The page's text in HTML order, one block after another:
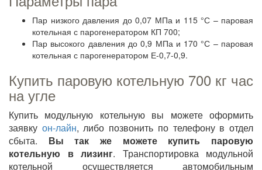
Пар низкого давления до 0,07 МПа и 115 °С – паровая
котельная с парогенератором КП 700;
Пар высокого давления до 0,9 МПа и 170 °С – паровая
котельная с парогенератором Е-0,7-0,9.
Купить паровую котельную 700 кг час
на угле
Купить модульную котельную вы можете оформить
заявку он-лайн, либо позвонить по телефону в отдел
сбыта. Вы так же можете купить паровую
котельную в лизинг. Транспортировка модульной
котельной осуществляется автомобильным